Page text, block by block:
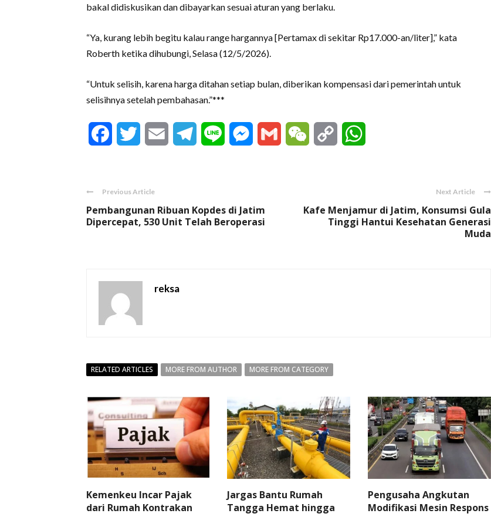
bakal didiskusikan dan dibayarkan sesuai aturan yang berlaku.
“Ya, kurang lebih begitu kalau range hargannya [Pertamax di sekitar Rp17.000-an/liter],” kata
Roberth ketika dihubungi, Selasa (12/5/2026).
“Untuk selisih, karena harga ditahan setiap bulan, diberikan kompensasi dari pemerintah untuk
selisihnya setelah pembahasan.”***
FacebookTwitter Email Telegram
Line Messenger
Gmail WeChat Copy
Previous Article
Pembangunan Ribuan Kopdes di Jatim
Dipercepat, 530 Unit Telah Beroperasi
Next Article
Kafe Menjamur di Jatim, Konsumsi Gula
Tinggi Hantui Kesehatan Generasi
Muda
reksa
RELATED ARTICLES MORE FROM AUTHOR MORE FROM CATEGORY
Kemenkeu Incar Pajak
dari Rumah Kontrakan
Jargas Bantu Rumah
Tangga Hemat hingga
Pengusaha Angkutan
Modifikasi Mesin Respons